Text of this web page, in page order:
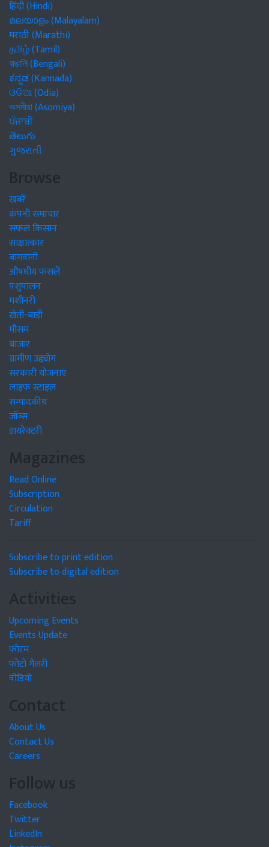
हिंदी (Hindi)
മലയാളം (Malayalam)
मराठी (Marathi)
தமிழ் (Tamil)
বাঙালি (Bengali)
ಕನ್ನಡ (Kannada)
ଓଡିଆ (Odia)
অসমীয়া (Asomiya)
ਪੰਜਾਬੀ
తెలుగు
ગુજરાતી
Browse
खबरें
कंपनी समाचार
सफल किसान
साक्षात्कार
बागवानी
औषधीय फसलें
पशुपालन
मशीनरी
खेती-बाड़ी
मौसम
बाजार
ग्रामीण उद्द्योग
सरकारी योजनाएं
लाइफ स्टाइल
सम्पादकीय
जॉब्स
डायरेक्टरी
Magazines
Read Online
Subscription
Circulation
Tariff
Subscribe to print edition
Subscribe to digital edition
Activities
Upcoming Events
Events Update
फोरम
फोटो गैलरी
वीडियो
Contact
About Us
Contact Us
Careers
Follow us
Facebook
Twitter
LinkedIn